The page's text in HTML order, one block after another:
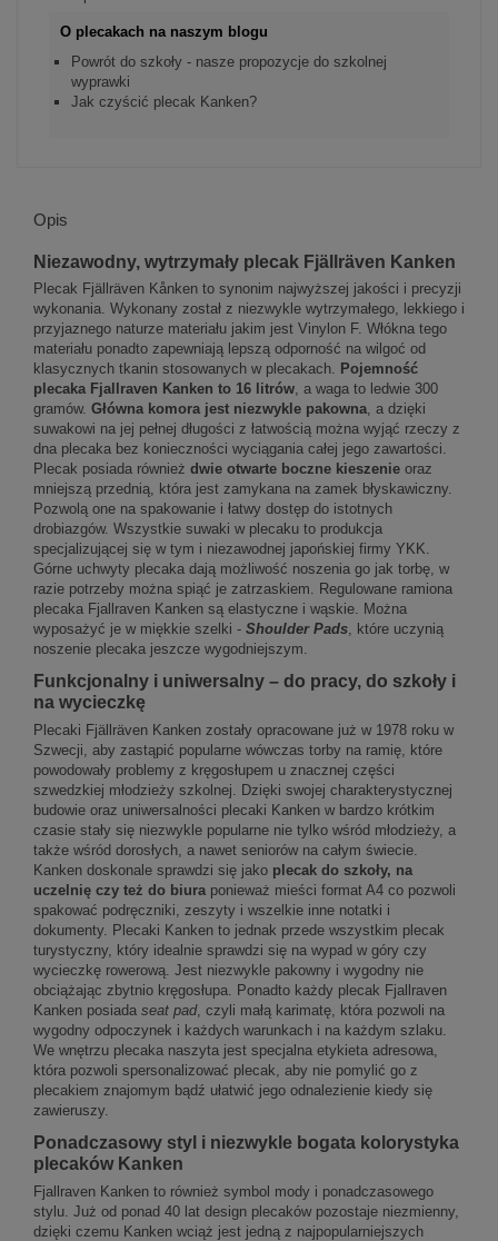
O plecakach na naszym blogu
Powrót do szkoły - nasze propozycje do szkolnej
wyprawki
Jak czyścić plecak Kanken?
Opis
Niezawodny, wytrzymały plecak Fjällräven Kanken
Plecak Fjällräven Kånken to synonim najwyższej jakości i precyzji
wykonania. Wykonany został z niezwykle wytrzymałego, lekkiego i
przyjaznego naturze materiału jakim jest Vinylon F. Włókna tego
materiału ponadto zapewniają lepszą odporność na wilgoć od
klasycznych tkanin stosowanych w plecakach. Pojemność
plecaka Fjallraven Kanken to 16 litrów, a waga to ledwie 300
gramów. Główna komora jest niezwykle pakowna, a dzięki
suwakowi na jej pełnej długości z łatwością można wyjąć rzeczy z
dna plecaka bez konieczności wyciągania całej jego zawartości.
Plecak posiada również dwie otwarte boczne kieszenie oraz
mniejszą przednią, która jest zamykana na zamek błyskawiczny.
Pozwolą one na spakowanie i łatwy dostęp do istotnych
drobiazgów. Wszystkie suwaki w plecaku to produkcja
specjalizującej się w tym i niezawodnej japońskiej firmy YKK.
Górne uchwyty plecaka dają możliwość noszenia go jak torbę, w
razie potrzeby można spiąć je zatrzaskiem. Regulowane ramiona
plecaka Fjallraven Kanken są elastyczne i wąskie. Można
wyposażyć je w miękkie szelki - Shoulder Pads, które uczynią
noszenie plecaka jeszcze wygodniejszym.
Funkcjonalny i uniwersalny – do pracy, do szkoły i
na wycieczkę
Plecaki Fjällräven Kanken zostały opracowane już w 1978 roku w
Szwecji, aby zastąpić popularne wówczas torby na ramię, które
powodowały problemy z kręgosłupem u znacznej części
szwedzkiej młodzieży szkolnej. Dzięki swojej charakterystycznej
budowie oraz uniwersalności plecaki Kanken w bardzo krótkim
czasie stały się niezwykle popularne nie tylko wśród młodzieży, a
także wśród dorosłych, a nawet seniorów na całym świecie.
Kanken doskonale sprawdzi się jako plecak do szkoły, na
uczelnię czy też do biura ponieważ mieści format A4 co pozwoli
spakować podręczniki, zeszyty i wszelkie inne notatki i
dokumenty. Plecaki Kanken to jednak przede wszystkim plecak
turystyczny, który idealnie sprawdzi się na wypad w góry czy
wycieczkę rowerową. Jest niezwykle pakowny i wygodny nie
obciążając zbytnio kręgosłupa. Ponadto każdy plecak Fjallraven
Kanken posiada seat pad, czyli małą karimatę, która pozwoli na
wygodny odpoczynek i każdych warunkach i na każdym szlaku.
We wnętrzu plecaka naszyta jest specjalna etykieta adresowa,
która pozwoli spersonalizować plecak, aby nie pomylić go z
plecakiem znajomym bądź ułatwić jego odnalezienie kiedy się
zawieruszy.
Ponadczasowy styl i niezwykle bogata kolorystyka
plecaków Kanken
Fjallraven Kanken to również symbol mody i ponadczasowego
stylu. Już od ponad 40 lat design plecaków pozostaje niezmienny,
dzięki czemu Kanken wciąż jest jedną z najpopularniejszych